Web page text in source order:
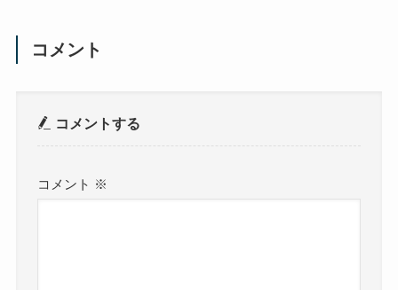
コメント
コメントする
コメント ※